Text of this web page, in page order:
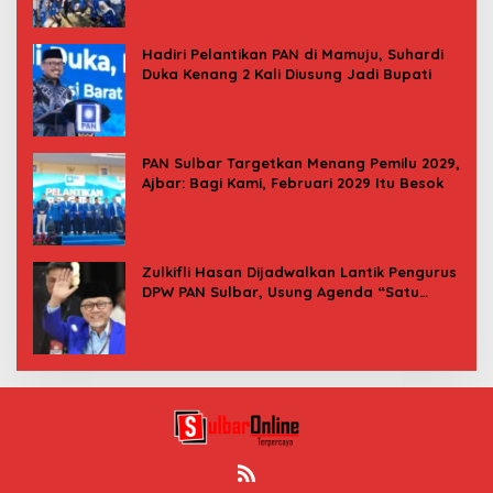
Hadiri Pelantikan PAN di Mamuju, Suhardi
Duka Kenang 2 Kali Diusung Jadi Bupati
PAN Sulbar Targetkan Menang Pemilu 2029,
Ajbar: Bagi Kami, Februari 2029 Itu Besok
Zulkifli Hasan Dijadwalkan Lantik Pengurus
DPW PAN Sulbar, Usung Agenda “Satu